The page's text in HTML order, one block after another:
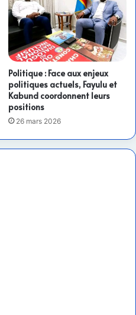
Politique : Face aux enjeux
politiques actuels, Fayulu et
Kabund coordonnent leurs
positions
26 mars 2026